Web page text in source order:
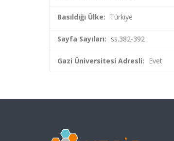
Basıldığı Ülke: Türkiye
Sayfa Sayıları: ss.382-392
Gazi Üniversitesi Adresli: Evet